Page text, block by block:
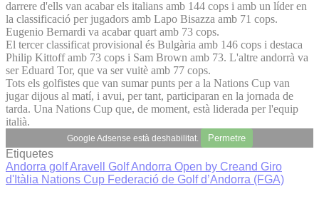
darrere d'ells van acabar els italians amb 144 cops i amb un líder en
la classificació per jugadors amb Lapo Bisazza amb 71 cops.
Eugenio Bernardi va acabar quart amb 73 cops.
El tercer classificat provisional és Bulgària amb 146 cops i destaca
Philip Kittoff amb 73 cops i Sam Brown amb 73. L'altre andorrà va
ser Eduard Tor, que va ser vuitè amb 77 cops.
Tots els golfistes que van sumar punts per a la Nations Cup van
jugar dijous al matí, i avui, per tant, participaran en la jornada de
tarda. Una Nations Cup que, de moment, està liderada per l'equip
italià.
Google Adsense està deshabilitat. Permetre
Etiquetes
Andorra golfAravell Golf Andorra Open by Creand Giro
d'Itàlia Nations Cup Federació de Golf d’Andorra (FGA)